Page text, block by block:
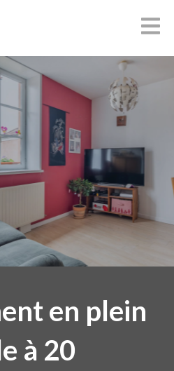
en plein
à 20